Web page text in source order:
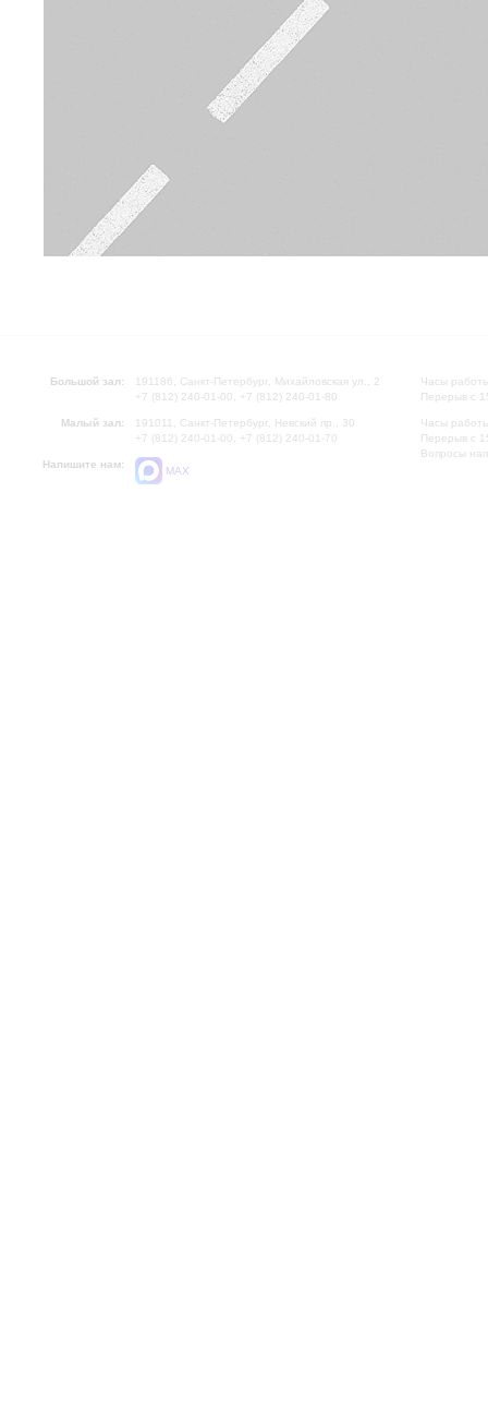
Большой зал:
191186, Санкт-Петербург, Михайловская ул., 2
+7 (812) 240-01-00, +7 (812) 240-01-80
Малый зал:
191011, Санкт-Петербург, Невский пр., 30
+7 (812) 240-01-00, +7 (812) 240-01-70
Напишите нам:
MAX
Часы
Перерыв с
Часы
Перерыв с
Вопросы